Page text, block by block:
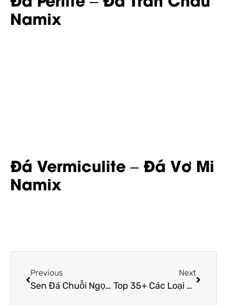
Namix
Đá Vermiculite – Đá Vơ Mi
Namix
Previous
Sen Đá Chuỗi Ngọc – Vẻ Đẹp Ấn Tượng Khiến Nhiều Người Yêu Thích
Next
Top 35+ Các Loại Sen Đá Đẹp, Độc, Lạ Được Nhiều Người Yêu Thích